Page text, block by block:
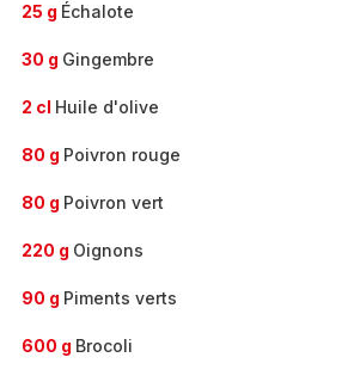
25 g Échalote
30 g Gingembre
2 cl Huile d'olive
80 g Poivron rouge
80 g Poivron vert
220 g Oignons
90 g Piments verts
600 g Brocoli